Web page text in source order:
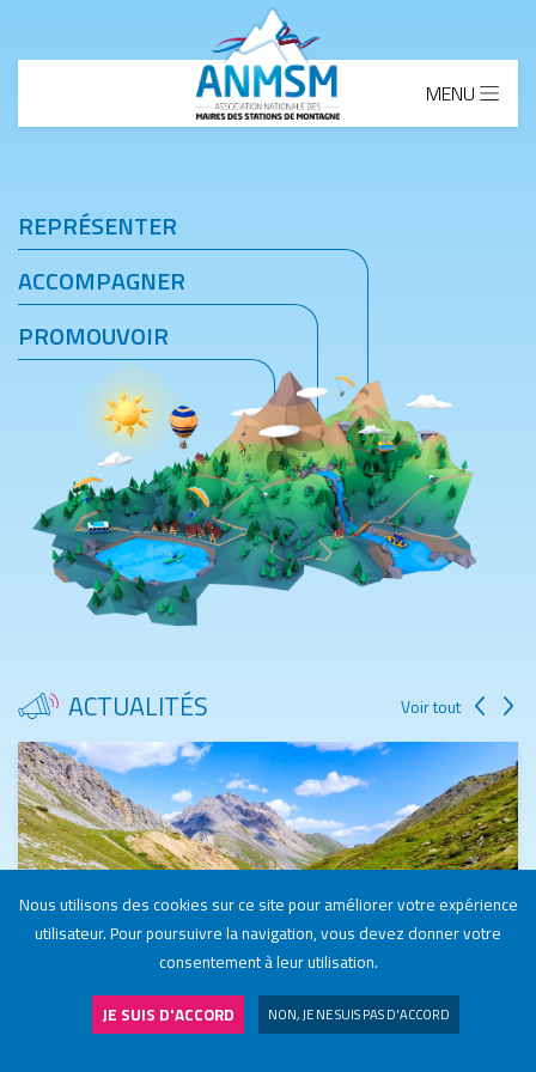
MENU
REPRÉSENTER
ACCOMPAGNER
PROMOUVOIR
ACTUALITÉS Voir tout
Nous utilisons des cookies sur ce site pour améliorer votre expérience
utilisateur. Pour poursuivre la navigation, vous devez donner votre
consentement à leur utilisation.
JE SUIS D'ACCORD NON, JE NE SUIS PAS D'ACCORD